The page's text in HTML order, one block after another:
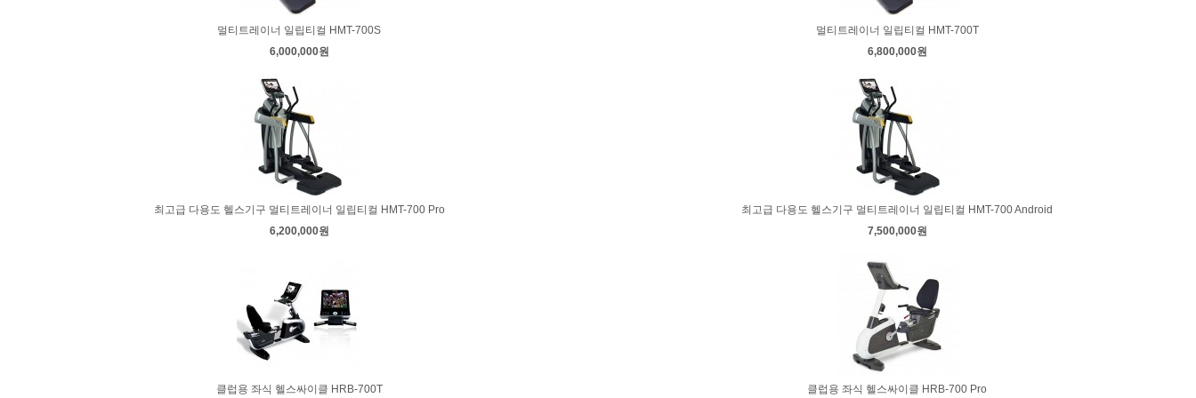
멀티트레이너 일립티컬 HMT-700S
6,000,000원
멀티트레이너 일립티컬 HMT-700T
6,800,000원
최고급 다용도 헬스기구 멀티트레이너 일립티컬 HMT-700 Pro
6,200,000원
최고급 다용도 헬스기구 멀티트레이너 일립티컬 HMT-700 Android
7,500,000원
클럽용 좌식 헬스싸이클 HRB-700T 클럽용 좌식 헬스싸이클 HRB-700 Pro